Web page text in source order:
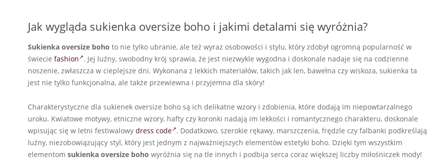
Jak wygląda sukienka oversize boho i jakimi detalami się wyróżnia?
Sukienka oversize boho to nie tylko ubranie, ale też wyraz osobowości i stylu, który zdobył ogromną popularność w
świecie fashion . Jej luźny, swobodny krój sprawia, że jest niezwykle wygodna i doskonale nadaje się na codzienne
noszenie, zwłaszcza w cieplejsze dni. Wykonana z lekkich materiałów, takich jak len, bawełna czy wiskoza, sukienka ta
jest nie tylko funkcjonalna, ale także przewiewna i przyjemna dla skóry!
Charakterystyczne dla sukienek oversize boho są ich delikatne wzory i zdobienia, które dodają im niepowtarzalnego
uroku. Kwiatowe motywy, etniczne wzory, hafty czy koronki nadają im lekkości i romantycznego charakteru, doskonale
wpisując się w letni festiwalowy dress code . Dodatkowo, szerokie rękawy, marszczenia, frędzle czy falbanki podkreślają
luźny, niezobowiązujący styl, który jest jednym z najważniejszych elementów estetyki boho. Dzięki tym wszystkim
elementom sukienka oversize boho wyróżnia się na tle innych i podbija serca coraz większej liczby miłośniczek mody!